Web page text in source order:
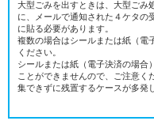
大型ごみを出すときは、大型ごみ
に、メールで通知された４ケタの
に貼る必要があります。
複数の場合はシールまたは紙（電
ください。
シールまたは紙（電子決済の場合
ことができませんので、ご注意く
集できずに残置するケースが多発